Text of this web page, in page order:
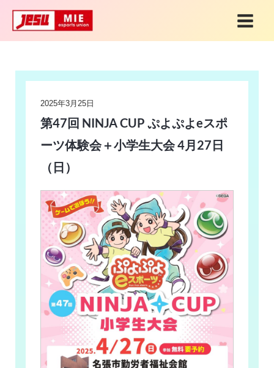
2025年3月25日
第47回 NINJA CUP ぷよぷよeスポ
ーツ体験会＋小学生大会 4月27日
（日）
navigation